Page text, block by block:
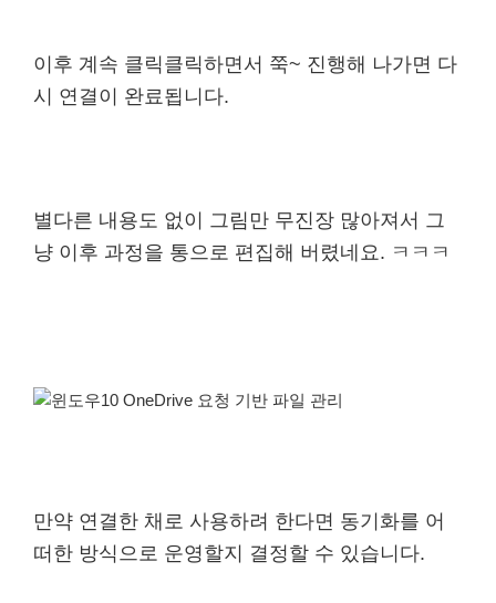
이후 계속 클릭클릭하면서 쭉~ 진행해 나가면 다
시 연결이 완료됩니다.
별다른 내용도 없이 그림만 무진장 많아져서 그
냥 이후 과정을 통으로 편집해 버렸네요. ㅋㅋㅋ
만약 연결한 채로 사용하려 한다면 동기화를 어
떠한 방식으로 운영할지 결정할 수 있습니다.